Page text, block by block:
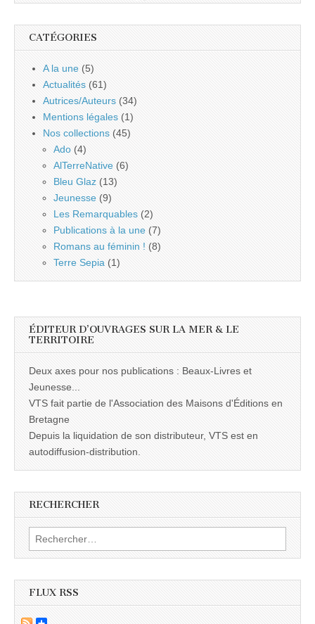
CATÉGORIES
A la une (5)
Actualités (61)
Autrices/Auteurs (34)
Mentions légales (1)
Nos collections (45)
Ado (4)
AlTerreNative (6)
Bleu Glaz (13)
Jeunesse (9)
Les Remarquables (2)
Publications à la une (7)
Romans au féminin ! (8)
Terre Sepia (1)
ÉDITEUR D’OUVRAGES SUR LA MER & LE
TERRITOIRE
Deux axes pour nos publications : Beaux-Livres et
Jeunesse...
VTS fait partie de l'Association des Maisons d'Éditions en
Bretagne
Depuis la liquidation de son distributeur, VTS est en
autodiffusion-distribution.
RECHERCHER
Rechercher :
FLUX RSS